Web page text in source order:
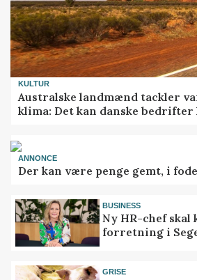
KULTUR
Australske landmænd tackler
klima: Det kan danske
ANNONCE
Der kan være penge gemt, i
BUSINESS
Ny HR-chef
forretning i
GRISE